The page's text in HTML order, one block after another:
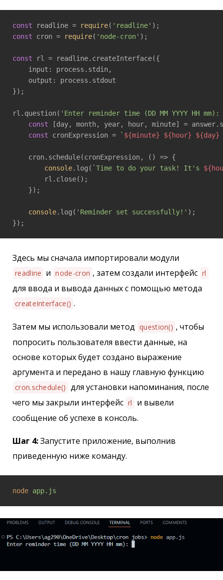
const readline = require( 'readline'
const cron = require( 'node-cron' );
const rl = readline.createInterface({
    input: process.stdin,
    output: process.stdout
});
rl.question( 'Enter reminder time (DD MM YYYY HH
const [day, month, year, hour, minute] =
const cronExpression = ` ${minute} ${hour} ${day}
    cron.schedule(cronExpression,
() => {
console.log( `Time to do your task! It's
        rl.close();
    });
console.log( 'Reminder set successfully!' );
});
Здесь мы сначала импортировали модули
readline и node-cron , затем создали интерфейс rl
для ввода и вывода данных с помощью метода
createInterface() .
Затем мы использовали метод question() , чтобы
попросить пользователя ввести данные, на
основе которых будет создано выражение
аргумента и передано в нашу главную функцию
cron.schedule() для установки напоминания, после
чего мы закрыли интерфейс rl
и вывели
сообщение об успехе в консоль.
Шаг 4:Запустите приложение, выполнив
приведенную ниже команду.
node app.js